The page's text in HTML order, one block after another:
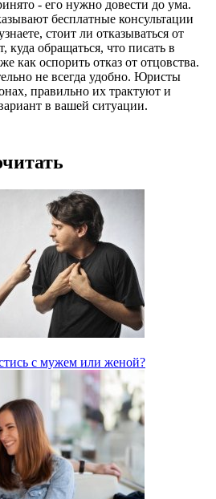
- его нужно довести до ума.
бесплатные консультации
стоит ли отказываться от
куда обращаться, что писать в
как оспорить отказ от отцовства.
не всегда удобно. Юристы
правильно их трактуют и
в вашей ситуации.
с мужем или женой?